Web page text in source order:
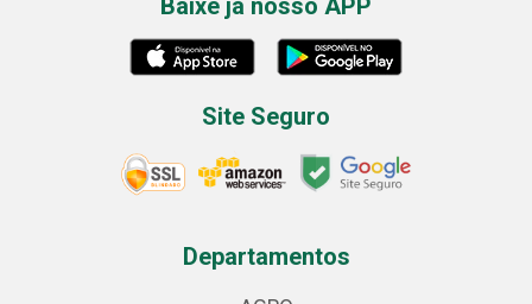
Baixe já nosso APP
Site Seguro
Departamentos